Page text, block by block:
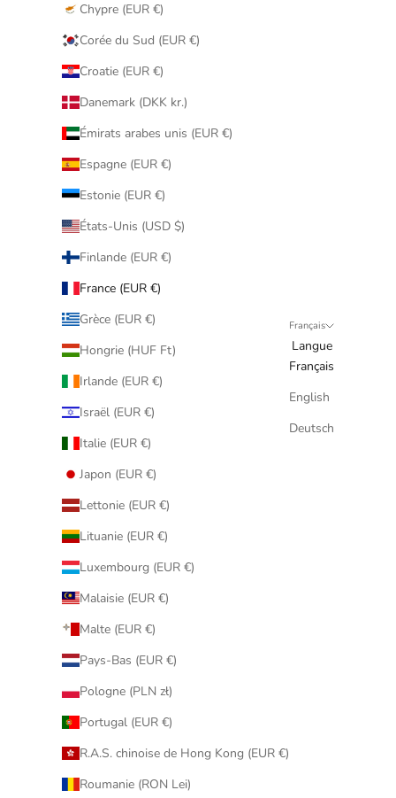
Chypre (EUR €)
Corée du Sud (EUR €)
Croatie (EUR €)
Danemark (DKK kr.)
Émirats arabes unis (EUR €)
Espagne (EUR €)
Estonie (EUR €)
États-Unis (USD $)
Finlande (EUR €)
France (EUR €)
Grèce (EUR €)
Hongrie (HUF Ft)
Irlande (EUR €)
Israël (EUR €)
Italie (EUR €)
Japon (EUR €)
Lettonie (EUR €)
Lituanie (EUR €)
Luxembourg (EUR €)
Malaisie (EUR €)
Malte (EUR €)
Pays-Bas (EUR €)
Pologne (PLN zł)
Portugal (EUR €)
R.A.S. chinoise de Hong Kong (EUR €)
Roumanie (RON Lei)
Français
Langue
Français
English
Deutsch